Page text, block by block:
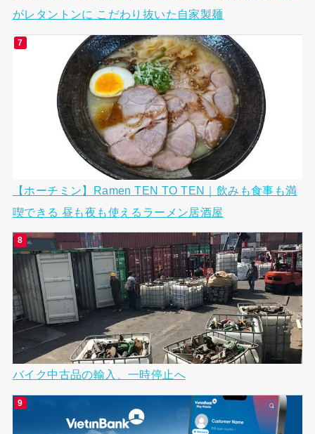
がレタントンに こだわり抜いた自家製麺
【ホーチミン】Ramen TEN TO TEN｜飲みも食事も満
喫できる 昼も夜も使えるラーメン居酒屋
バイク中古品の輸入、一時停止へ